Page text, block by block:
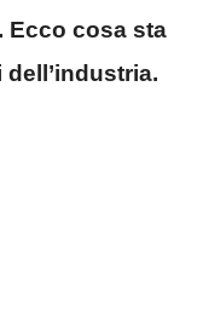
Ecco cosa sta